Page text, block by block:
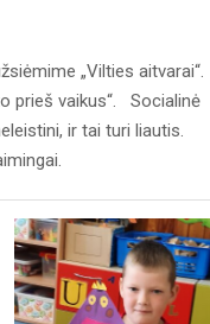
„Vilties aitvarai“.
prieš vaikus“. Socialinė
ir tai turi liautis.